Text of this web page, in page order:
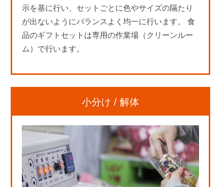
示を基に行い、セットごとに色やサイズの隔たり
が出ないようにバランスよく均一に行います。 食
品のギフトセットは専用の作業場（クリーンルー
ム）で行います。
小分け / 解体